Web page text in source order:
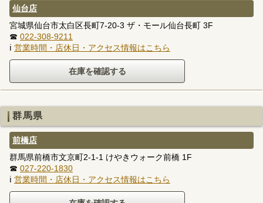
仙台店
宮城県仙台市太白区長町7-20-3 ザ・モール仙台長町 3F
☎ 022-308-9211
ℹ 営業時間・店休日・アクセス情報はこちら
群馬県
前橋店
群馬県前橋市文京町2-1-1 けやきウォーク前橋 1F
☎ 027-220-1830
ℹ 営業時間・店休日・アクセス情報はこちら